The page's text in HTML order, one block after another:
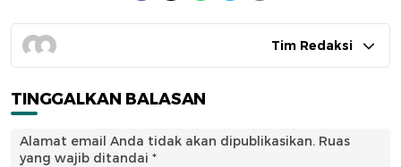
Tim Redaksi
TINGGALKAN BALASAN
Alamat email Anda tidak akan dipublikasikan. Ruas
yang wajib ditandai *